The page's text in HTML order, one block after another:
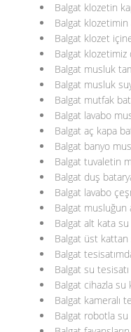
Balgat klozetin
Balgat klozetimin
Balgat klozet
Balgat
Balgat musluk
Balgat musluk
Balgat mutfak
Balgat lavabo
Balgat aç kapa
Balgat banyo
Balgat tuvaletin
Balgat duş
Balgat lavabo
Balgat musluğun
Balgat alt kata su
Balgat üst kattan
Balgat
Balgat su
Balgat cihazla su
Balgat kameralı
Balgat robotla su